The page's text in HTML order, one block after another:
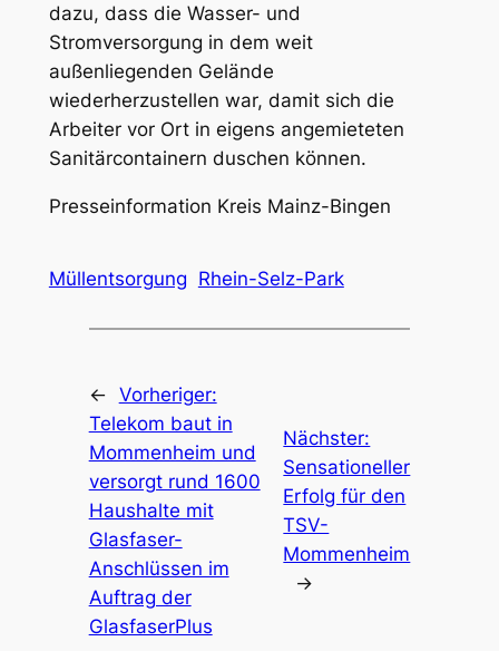
dazu, dass die Wasser- und
Stromversorgung in dem weit
außenliegenden Gelände
wiederherzustellen war, damit sich die
Arbeiter vor Ort in eigens angemieteten
Sanitärcontainern duschen können.
Presseinformation Kreis Mainz-Bingen
Müllentsorgung Rhein-Selz-Park
← Vorheriger:
Telekom baut in
Mommenheim und
versorgt rund 1600
Haushalte mit
Glasfaser-
Anschlüssen im
Auftrag der
GlasfaserPlus
Nächster:
Sensationeller
Erfolg für den
TSV-
Mommenheim
→